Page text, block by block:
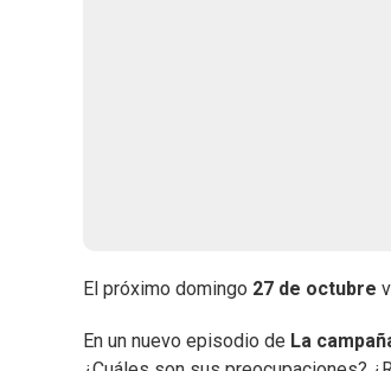
El próximo domingo 27 de octubre
En un nuevo episodio de La